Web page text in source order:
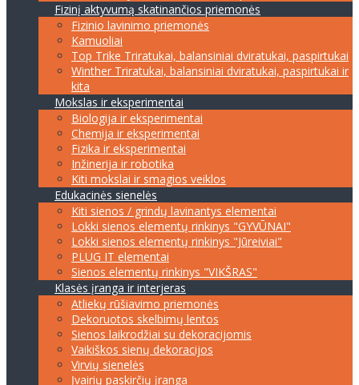
Fizinį aktyvumą skatinančios priemonės
Fizinio lavinimo priemonės
Kamuoliai
Top Trike Triratukai, balansiniai dviratukai, paspirtukai
Winther Triratukai, balansiniai dviratukai, paspirtukai ir
kita
Mokslas ir eksperimentai
Biologija ir eksperimentai
Chemija ir eksperimentai
Fizika ir eksperimentai
Inžinerija ir robotika
Kiti mokslai ir smagios veiklos
Edukacinės sienelės
Kiti sienos / grindų lavinantys elementai
Lokki sienos elementų rinkinys "GYVŪNAI"
Lokki sienos elementų rinkinys "Jūreiviai"
PLUG IT elementai
Sienos elementų rinkinys "VIKŠRAS"
Klasės įranga ir interjeras
Atliekų rūšiavimo priemonės
Dekoruotos skelbimų lentos
Sienos laikrodžiai su dekoracijomis
Vaikiškos sienų dekoracijos
Virvių sienelės
Įvairių paskirčių įranga